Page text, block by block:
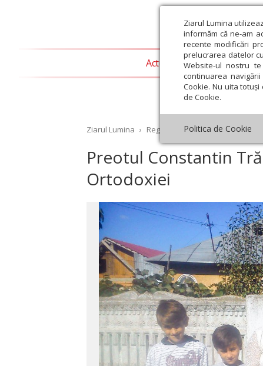
Ziarul Lumina
informăm că ne-am
recente modificări
prelucrarea datelor
Website-ul nostru
continuarea
Cookie. Nu uita
de Cookie.
Politica de Cookie
Actualitate religioasă
Ziarul Lumina › Regionale › Oltenia › Preotul
Preotul Constantin
Ortodoxiei